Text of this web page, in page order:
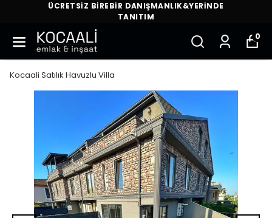
ÜCRETSİZ BİREBİR DANIŞMANLIK&YERİNDE
TANITIM
0
Kocaali Satılık Havuzlu Villa